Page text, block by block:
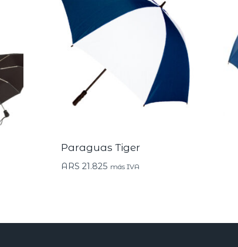
Paraguas Tiger
ARS 21.825 más IVA